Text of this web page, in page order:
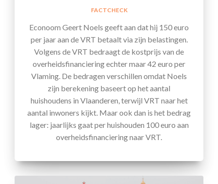
FACTCHECK
Econoom Geert Noels geeft aan dat hij 150 euro
per jaar aan de VRT betaalt via zijn belastingen.
Volgens de VRT bedraagt de kostprijs van de
overheidsfinanciering echter maar 42 euro per
Vlaming. De bedragen verschillen omdat Noels
zijn berekening baseert op het aantal
huishoudens in Vlaanderen, terwijl VRT naar het
aantal inwoners kijkt. Maar ook dan is het bedrag
lager: jaarlijks gaat per huishouden 100 euro aan
overheidsfinanciering naar VRT.